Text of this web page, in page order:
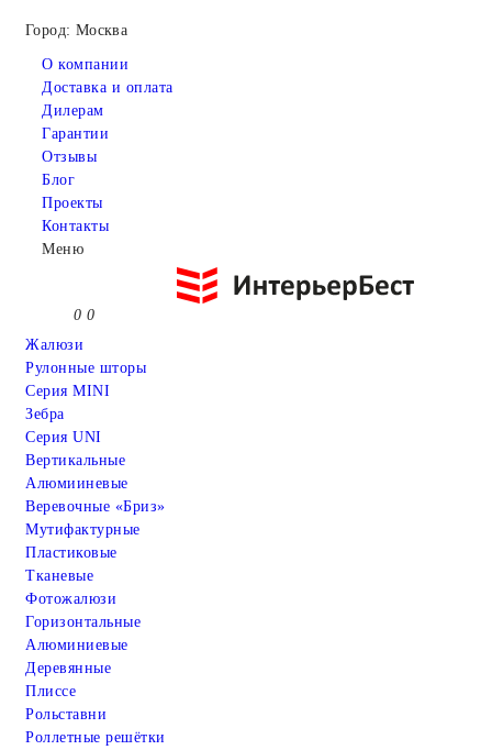
Город: Москва
О компании
Доставка и оплата
Дилерам
Гарантии
Отзывы
Блог
Проекты
Контакты
Меню
0 0
Жалюзи
Рулонные шторы
Серия MINI
Зебра
Серия UNI
Вертикальные
Алюмииневые
Веревочные «Бриз»
Мутифактурные
Пластиковые
Тканевые
Фотожалюзи
Горизонтальные
Алюминиевые
Деревянные
Плиссе
Рольставни
Роллетные решётки